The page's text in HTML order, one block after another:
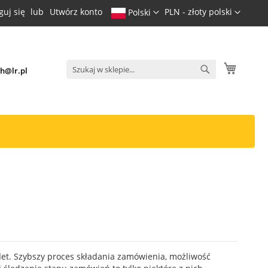
Waluta
PLN - złoty polski
JęzykPolski
się Utwórz konto
Szybszy proces składania zamówienia, możliwość